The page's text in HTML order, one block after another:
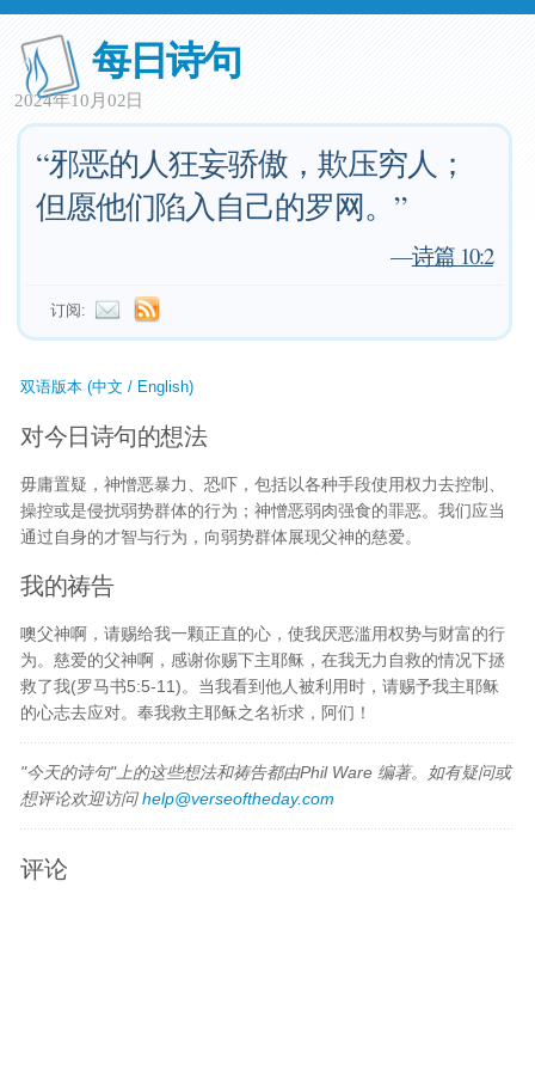
每日诗句
2024年10月02日
“邪恶的人狂妄骄傲，欺压穷人；
但愿他们陷入自己的罗网。”
—诗篇 10:2
订阅:
双语版本 (中文 / English)
对今日诗句的想法
毋庸置疑，神憎恶暴力、恐吓，包括以各种手段使用权力去控制、
操控或是侵扰弱势群体的行为；神憎恶弱肉强食的罪恶。我们应当
通过自身的才智与行为，向弱势群体展现父神的慈爱。
我的祷告
噢父神啊，请赐给我一颗正直的心，使我厌恶滥用权势与财富的行
为。慈爱的父神啊，感谢你赐下主耶稣，在我无力自救的情况下拯
救了我(罗马书5:5-11)。当我看到他人被利用时，请赐予我主耶稣
的心志去应对。奉我救主耶稣之名祈求，阿们！
"今天的诗句"上的这些想法和祷告都由Phil Ware 编著。如有疑问或
想评论欢迎访问help@verseoftheday.com
评论